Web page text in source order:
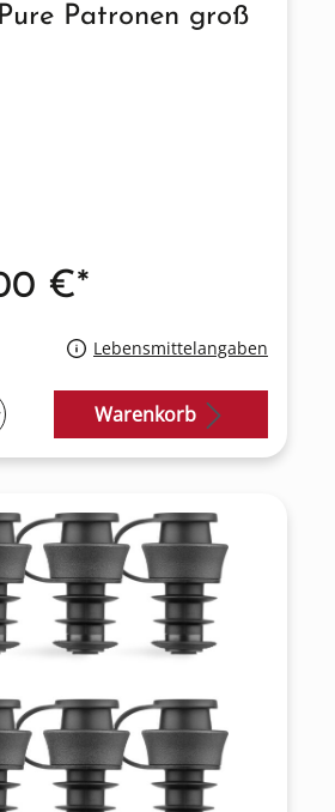
Patronen groß
Lebensmittelangaben
€*
Warenkorb